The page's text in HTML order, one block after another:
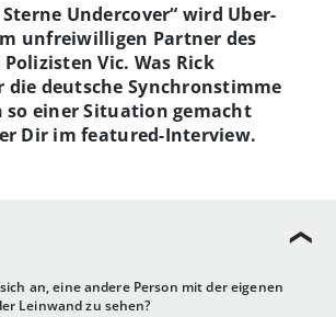
an, eine andere Person mit der eigenen
Leinwand zu sehen?
Sterne Undercover“ wird Uber-
unfreiwilligen Partner des
Vic. Was Rick
die deutsche Synchronstimme
so einer Situation gemacht
Dir im featured-Interview.